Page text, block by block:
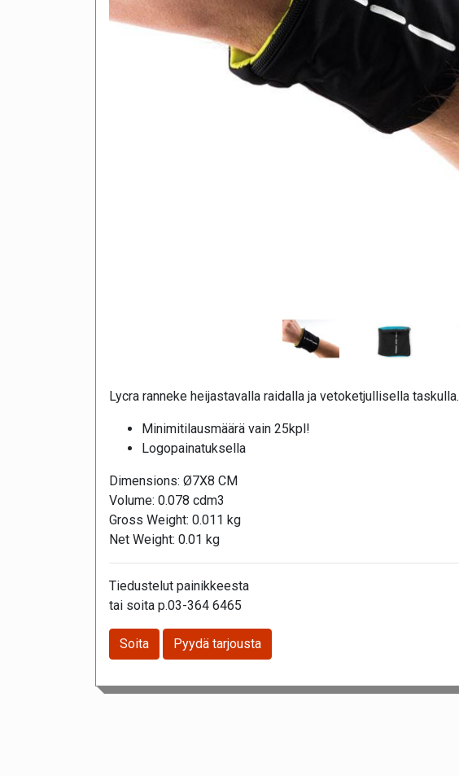
Lycra ranneke heijastavalla raidalla ja vetoketjullisella taskulla.
Minimitilausmäärä vain 25kpl!
Logopainatuksella
Dimensions: Ø7X8 CM
Volume: 0.078 cdm3
Gross Weight: 0.011 kg
Net Weight: 0.01 kg
Tiedustelut painikkeesta
tai soita p.03-364 6465
Soita Pyydä tarjousta